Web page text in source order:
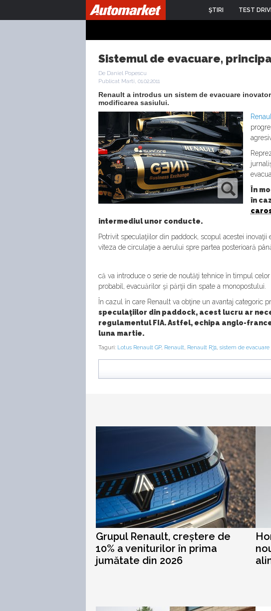
ŞTIRI TEST
Sistemul de evacuare,
De Daniel Popescu
Publicat Marti, 01.02.2011
Renault a introdus un sistem de evacuare
modificarea sasiului.
În
în
intermediul unor conducte.
Potrivit speculaţiilor din paddock, scopul acestei
viteza de circulaţie a aerului spre partea posterioară
că va introduce o serie de noutăţi tehnice în timpul
probabil, evacuărilor şi părţii din spate a monopostului.
În cazul în care Renault va obţine un avantaj categoric
speculaţiilor din paddock, acest lucru ar
regulamentul FIA. Astfel, echipa anglo-
luna martie.
Taguri: Lotus Renault GP, Renault, Renault R31, sistem de evacuare
Grupul Renault, creștere de
10% a veniturilor în prima
jumătate din 2026